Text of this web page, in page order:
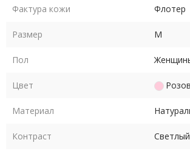
Фактура кожи Флотер
Размер M
Пол
Цвет
Материал
Контраст Светлый